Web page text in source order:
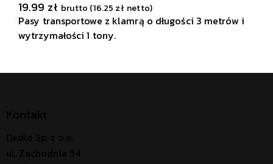
19.99 zł brutto (16.25 zł netto)
Pasy transportowe z klamrą o długości 3 metrów i
wytrzymałości 1 tony.